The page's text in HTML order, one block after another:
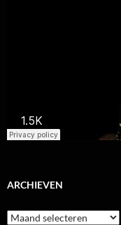
ARCHIEVEN
Archieven